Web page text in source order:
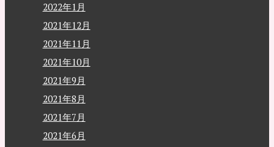
2022年1月
2021年12月
2021年11月
2021年10月
2021年9月
2021年8月
2021年7月
2021年6月